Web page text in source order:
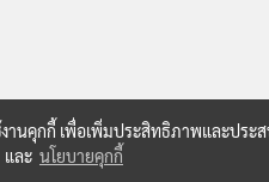
านคุกกี้ เพื่อเพิ่มประสิทธิภาพและประ
และ นโยบายคุกกี้